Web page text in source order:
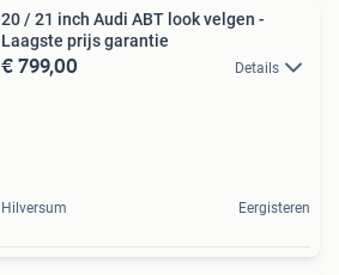
20 / 21 inch Audi ABT look velgen -
Laagste prijs garantie
€ 799,00 Details
Hilversum Eergisteren